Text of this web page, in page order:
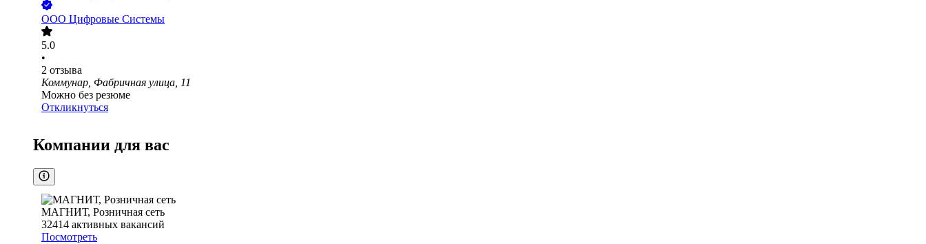
ООО Цифровые Системы
5.0
•
2 отзыва
Коммунар, Фабричная улица, 11
Можно без резюме
Откликнуться
Компании для вас
МАГНИТ, Розничная сеть
32414 активных вакансий
Посмотреть